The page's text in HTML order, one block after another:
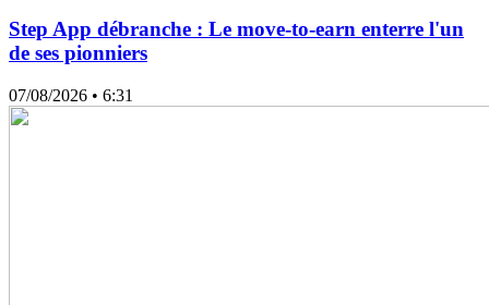
Step App débranche : Le move-to-earn enterre l'un
de ses pionniers
07/08/2026 • 6:31